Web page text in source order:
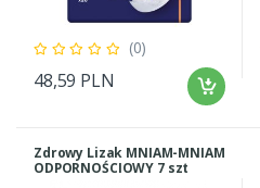
(0)
48,59 PLN
Zdrowy Lizak MNIAM-MNIAM
ODPORNOŚCIOWY 7 szt